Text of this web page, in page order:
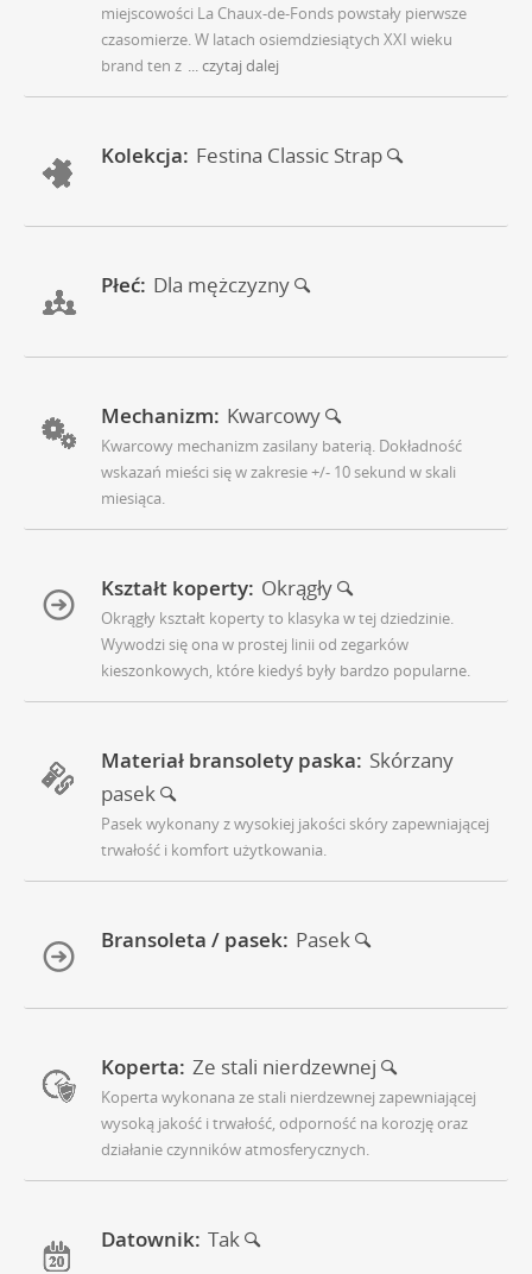
miejscowości La Chaux-de-Fonds powstały pierwsze
czasomierze. W latach osiemdziesiątych XXI wieku
brand ten z ... czytaj dalej
Kolekcja: Festina Classic Strap
Płeć: Dla mężczyzny
Mechanizm: Kwarcowy
Kwarcowy mechanizm zasilany baterią. Dokładność
wskazań mieści się w zakresie +/- 10 sekund w skali
miesiąca.
Kształt koperty: Okrągły
Okrągły kształt koperty to klasyka w tej dziedzinie.
Wywodzi się ona w prostej linii od zegarków
kieszonkowych, które kiedyś były bardzo popularne.
Materiał bransolety paska: Skórzany
pasek
Pasek wykonany z wysokiej jakości skóry zapewniającej
trwałość i komfort użytkowania.
Bransoleta / pasek: Pasek
Koperta: Ze stali nierdzewnej
Koperta wykonana ze stali nierdzewnej zapewniającej
wysoką jakość i trwałość, odporność na korozję oraz
działanie czynników atmosferycznych.
Datownik: Tak